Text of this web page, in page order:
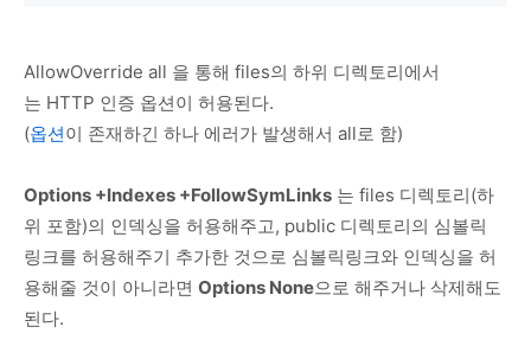
AllowOverride all 을 통해 files의 하위 디렉토리에서
는 HTTP 인증 옵션이 허용된다.
(옵션이 존재하긴 하나 에러가 발생해서 all로 함)
Options +Indexes +FollowSymLinks 는 files 디렉토리(하
위 포함)의 인덱싱을 허용해주고, public 디렉토리의 심볼릭
링크를 허용해주기 추가한 것으로 심볼릭링크와 인덱싱을 허
용해줄 것이 아니라면 Options None으로 해주거나 삭제해도
된다.